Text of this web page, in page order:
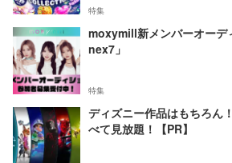
特集
moxymill新メンバーオー
nex7」
特集
ディズニー作品はもちろん
べて見放題！【PR】